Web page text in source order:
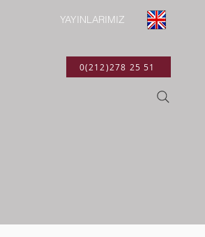
YAYINLARIMIZ
0(212)278 25 51